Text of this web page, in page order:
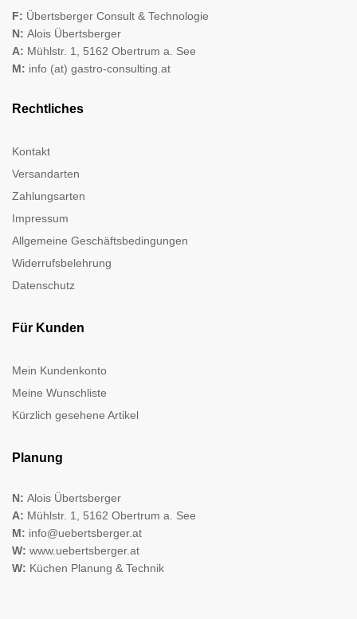
F: Übertsberger Consult & Technologie
N: Alois Übertsberger
A: Mühlstr. 1, 5162 Obertrum a. See
M: info (at) gastro-consulting.at
Rechtliches
Kontakt
Versandarten
Zahlungsarten
Impressum
Allgemeine Geschäftsbedingungen
Widerrufsbelehrung
Datenschutz
Für Kunden
Mein Kundenkonto
Meine Wunschliste
Kürzlich gesehene Artikel
Planung
N: Alois Übertsberger
A: Mühlstr. 1, 5162 Obertrum a. See
M: info@uebertsberger.at
W: www.uebertsberger.at
W: Küchen Planung & Technik